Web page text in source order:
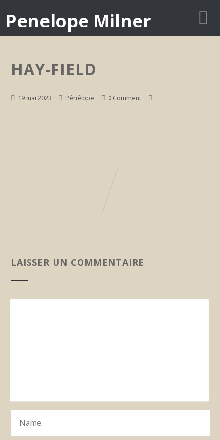
Penelope Milner
HAY-FIELD
19 mai 2023 Pénélope 0 Comment
LAISSER UN COMMENTAIRE